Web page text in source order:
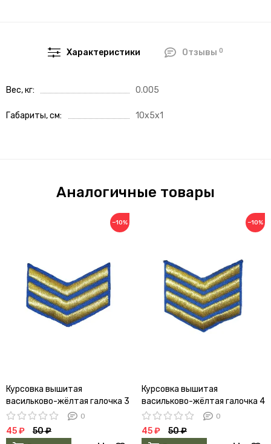
Характеристики Отзывы 0
Вес, кг 0.005
Габариты, см 10x5x1
Аналогичные товары
−10%
Курсовка вышитая
васильково-жёлтая галочка 3
курс
0
45 ₽ 50 ₽
−10%
Курсовка вышитая
васильково-жёлтая галочка 4
курс
0
45 ₽ 50 ₽